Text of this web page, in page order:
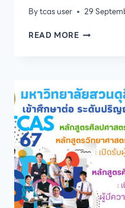
Bytcas user
29
READ MOREประกาศ
การ
สอบ
สัมภาษณ์
และ
มี
สิทธิ์
เข้า
ศึกษา
ระดับ
บัณฑิต